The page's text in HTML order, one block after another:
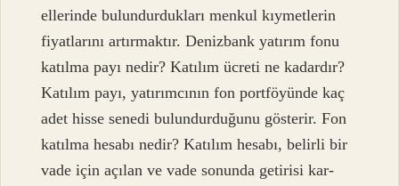
ellerinde bulundurdukları menkul kıymetlerin
fiyatlarını artırmaktır. Denizbank yatırım fonu
katılma payı nedir? Katılım ücreti ne kadardır?
Katılım payı, yatırımcının fon portföyünde kaç
adet hisse senedi bulundurduğunu gösterir. Fon
katılma hesabı nedir? Katılım hesabı, belirli bir
vade için açılan ve vade sonunda getirisi kar-